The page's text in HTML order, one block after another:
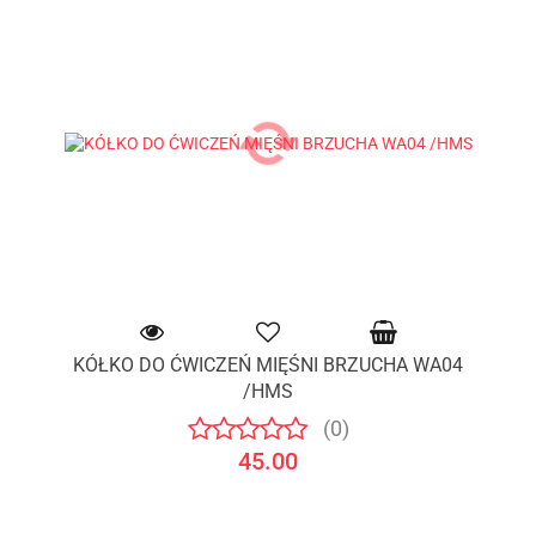
KÓŁKO DO ĆWICZEŃ MIĘŚNI BRZUCHA WA04
/HMS
(0)
45.00